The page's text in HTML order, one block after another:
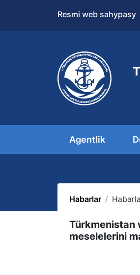
Resmi web sahypasy
Agentlik
Habarlar
Türkmenistan
meselelerini